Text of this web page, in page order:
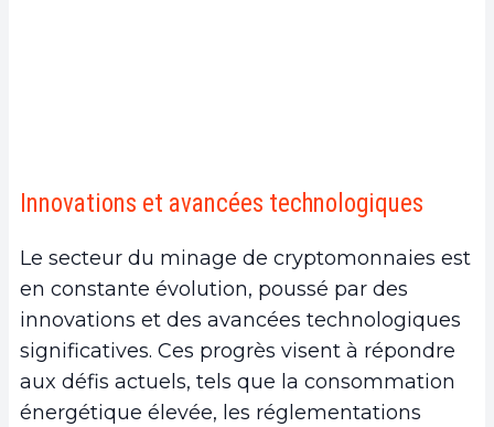
Innovations et avancées technologiques
Le secteur du minage de cryptomonnaies est
en constante évolution, poussé par des
innovations et des avancées technologiques
significatives. Ces progrès visent à répondre
aux défis actuels, tels que la consommation
énergétique élevée, les réglementations